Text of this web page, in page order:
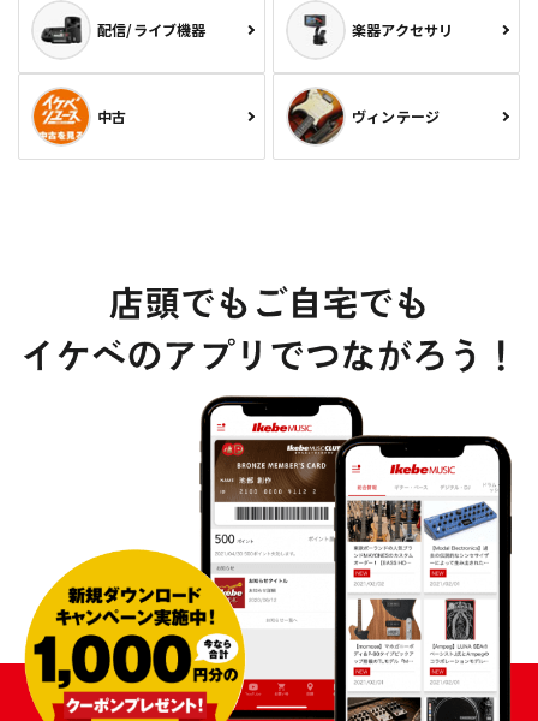
配信/ライブ機器 楽器アクセサリ
中古 ヴィンテージ